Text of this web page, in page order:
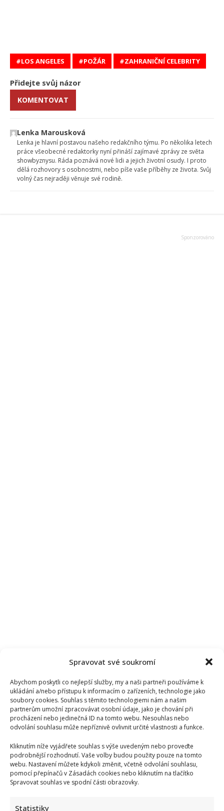
Spravovat své soukromí
Abychom poskytli co nejlepší služby, my a naši partneři používáme k
ukládání a/nebo přístupu k informacím o zařízeních, technologie jako
soubory cookies. Souhlas s těmito technologiemi nám a našim
partnerům umožní zpracovávat osobní údaje, jako je chování při
procházení nebo jedinečná ID na tomto webu. Nesouhlas nebo
odvolání souhlasu může nepříznivě ovlivnit určité vlastnosti a funkce.
Kliknutím níže vyjádřete souhlas s výše uvedeným nebo proveďte
podrobnější rozhodnutí. Vaše volby budou použity pouze na tomto
webu. Nastavení můžete kdykoli změnit, včetně odvolání souhlasu,
pomocí přepínačů v Zásadách cookies nebo kliknutím na tlačítko
Spravovat souhlas ve spodní části obrazovky.
Statistiky
LOS ANGELES POŽÁR ZAHRANIČNÍ CELEBRITY
Přidejte svůj názor
KOMENTOVAT
Lenka Marousková
Lenka je hlavní postavou našeho redakčního týmu. Po několika letech
práce všeobecné redaktorky nyní přináší zajímavé zprávy ze světa
showbyznysu. Ráda poznává nové lidi a jejich životní osudy. I proto
dělá rozhovory s osobnostmi, nebo píše vaše příběhy ze života. Svůj
volný čas nejraději věnuje své rodině.